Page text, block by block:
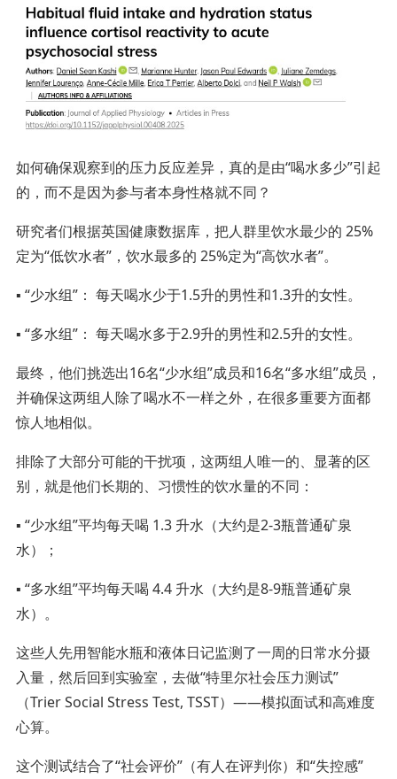
如何确保观察到的压力反应差异，真的是由“喝水多少”引起
的，而不是因为参与者本身性格就不同？
研究者们根据英国健康数据库，把人群里饮水最少的 25%
定为“低饮水者”，饮水最多的 25%定为“高饮水者”。
▪️ “少水组”： 每天喝水少于1.5升的男性和1.3升的女性。
▪️ “多水组”： 每天喝水多于2.9升的男性和2.5升的女性。
最终，他们挑选出16名“少水组”成员和16名“多水组”成员，
并确保这两组人除了喝水不一样之外，在很多重要方面都
惊人地相似。
排除了大部分可能的干扰项，这两组人唯一的、显著的区
别，就是他们长期的、习惯性的饮水量的不同：
▪️ “少水组”平均每天喝 1.3 升水（大约是2-3瓶普通矿泉
水）；
▪️ “多水组”平均每天喝 4.4 升水（大约是8-9瓶普通矿泉
水）。
这些人先用智能水瓶和液体日记监测了一周的日常水分摄
入量，然后回到实验室，去做“特里尔社会压力测试”
（Trier Social Stress Test, TSST）——模拟面试和高难度
心算。
这个测试结合了“社会评价”（有人在评判你）和“失控感”